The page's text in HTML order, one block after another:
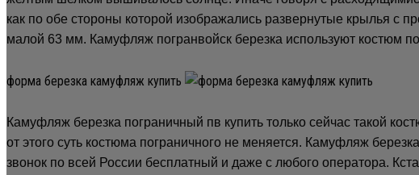
как по обе стороны которой изображались развернутые крылья с
малой 63 мм. Камуфляж погранвойск березка используют костюм
форма березка камуфляж купить
Камуфляж березка пограничный пв купить только сейчас такой
от этого суть костюма пограничного не меняется. Камуфляж
звонок по всей России бесплатный и даже с любого оператора.